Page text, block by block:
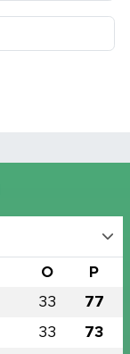
O P
33 77
33 73